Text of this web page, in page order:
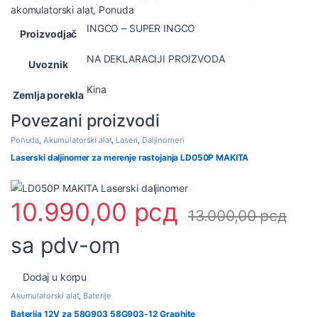
akomulatorski alat, Ponuda
Proizvodjač
INGCO – SUPER INGCO
Uvoznik NA DEKLARACIJI PROIZVODA
Zemlja porekla Kina
Povezani proizvodi
Ponuda, Akumulatorski alat, Laseri, Daljinomeri
Laserski daljinomer za merenje rastojanja LD050P MAKITA
10.990,00 рсд 13.000,00рсд
sa pdv-om
Dodaj u korpu
Akumulatorski alat, Baterije
Baterija 12V za 58G903 58G903-12 Graphite